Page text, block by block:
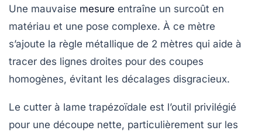
Une mauvaise mesure entraîne un surcoût en
matériau et une pose complexe. À ce mètre
s’ajoute la règle métallique de 2 mètres qui aide à
tracer des lignes droites pour des coupes
homogènes, évitant les décalages disgracieux.
Le cutter à lame trapézoïdale est l’outil privilégié
pour une découpe nette, particulièrement sur les